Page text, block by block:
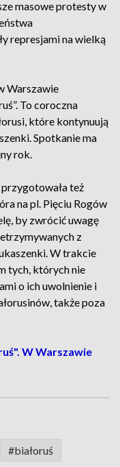
masowe protesty w
represjami na wielką
Warszawie
To coroczna
które kontynuują
Spotkanie ma
rok.
też
na pl. Pięciu Rogów
by zwrócić uwagę
z
W trakcie
tych, których nie
o ich uwolnienie i
także poza
W Warszawie
#białoruś